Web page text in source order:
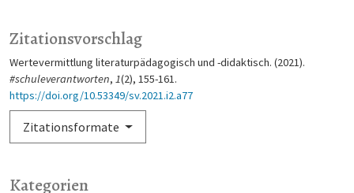
Kategorien
Zitationsvorschlag
Wertevermittlung literaturpädagogisch und -didaktisch. (2021).
#schuleverantworten, 1(2), 155-161.
https://doi.org/10.53349/sv.2021.i2.a77
Zitationsformate